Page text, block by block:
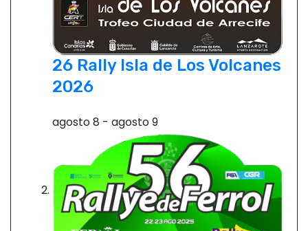
i
ó
n
d
e
e
n
t
26 Rally Isla de Los Volcanes
2026
agosto 8 - agosto 9